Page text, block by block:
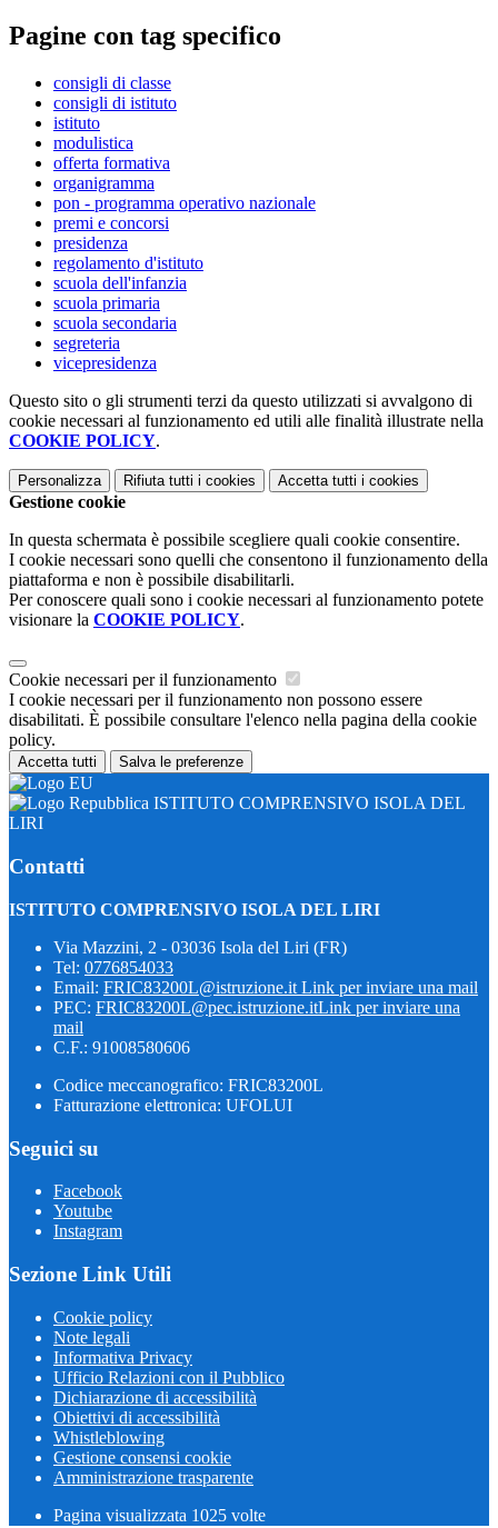
Pagine con tag specifico
consigli di classe
consigli di istituto
istituto
modulistica
offerta formativa
organigramma
pon - programma operativo nazionale
premi e concorsi
presidenza
regolamento d'istituto
scuola dell'infanzia
scuola primaria
scuola secondaria
segreteria
vicepresidenza
Questo sito o gli strumenti terzi da questo utilizzati si avvalgono di
cookie necessari al funzionamento ed utili alle finalità illustrate nella
COOKIE POLICY.
Personalizza Rifiuta tutti i cookies Accetta tutti i cookies
Gestione cookie
In questa schermata è possibile scegliere quali cookie consentire.
I cookie necessari sono quelli che consentono il funzionamento della
piattaforma e non è possibile disabilitarli.
Per conoscere quali sono i cookie necessari al funzionamento potete
visionare la COOKIE POLICY.
Cookie necessari per il funzionamento
I cookie necessari per il funzionamento non possono essere
disabilitati. È possibile consultare l'elenco nella pagina della cookie
policy.
Accetta tutti Salva le preferenze
ISTITUTO COMPRENSIVO ISOLA DEL
LIRI
Contatti
ISTITUTO COMPRENSIVO ISOLA DEL LIRI
Via Mazzini, 2 - 03036 Isola del Liri (FR)
Tel: 0776854033
Email: FRIC83200L@istruzione.it Link per inviare una mail
PEC: FRIC83200L@pec.istruzione.itLink per inviare una
mail
C.F.: 91008580606
Codice meccanografico: FRIC83200L
Fatturazione elettronica: UFOLUI
Seguici su
Facebook
Youtube
Instagram
Sezione Link Utili
Cookie policy
Note legali
Informativa Privacy
Ufficio Relazioni con il Pubblico
Dichiarazione di accessibilità
Obiettivi di accessibilità
Whistleblowing
Gestione consensi cookie
Amministrazione trasparente
Pagina visualizzata 1025 volte